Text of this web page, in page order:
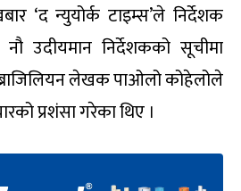
‘द न्युयोर्क टाइम्स’ले निर्देशक
नौ उदीयमान निर्देशकको सूचीमा
लेखक पाओलो कोहेलोले
प्रशंसा गरेका थिए ।